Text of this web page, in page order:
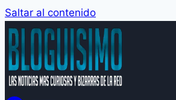
Saltar al contenido